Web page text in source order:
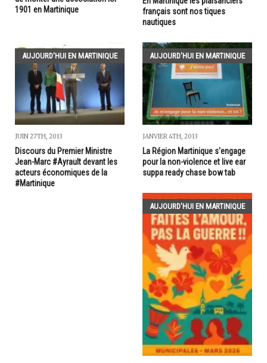
1901 en Martinique
français sont nos tiques
nautiques
AUJOURD'HUI EN MARTINIQUE
JUIN 27TH, 2013
Discours du Premier Ministre
Jean-Marc #Ayrault devant les
acteurs économiques de la
#Martinique
AUJOURD'HUI EN MARTINIQUE
JANVIER 4TH, 2013
La Région Martinique s'engage
pour la non-violence et live ear
suppa ready chase bow tab
AUJOURD'HUI EN MARTINIQUE